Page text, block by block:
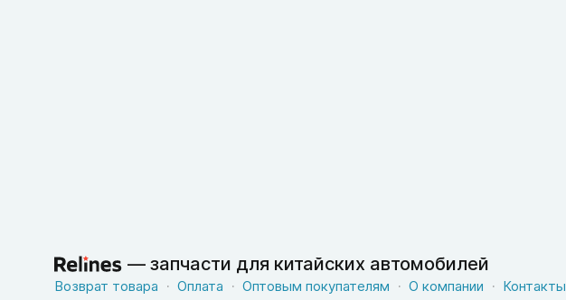
— запчасти для китайских автомобилей
Возврат товара Оплата Оптовым покупателям О компании Контакты